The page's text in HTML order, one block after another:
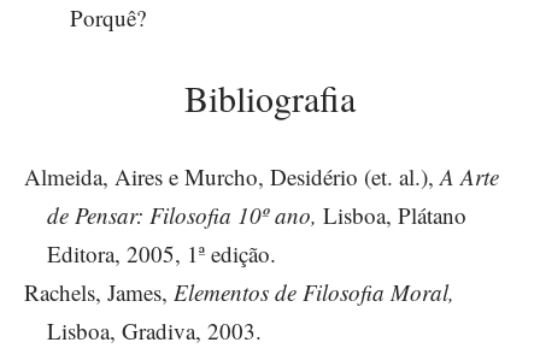
Porquê?
Bibliografia
Almeida, Aires e Murcho, Desidério (et. al.),A Arte
de Pensar: Filosofia 10º ano, Lisboa, Plátano
Editora, 2005, 1ª edição.
Rachels, James, Elementos de Filosofia Moral,
Lisboa, Gradiva, 2003.